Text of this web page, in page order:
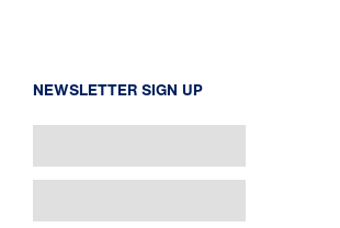
NEWSLETTER SIGN UP